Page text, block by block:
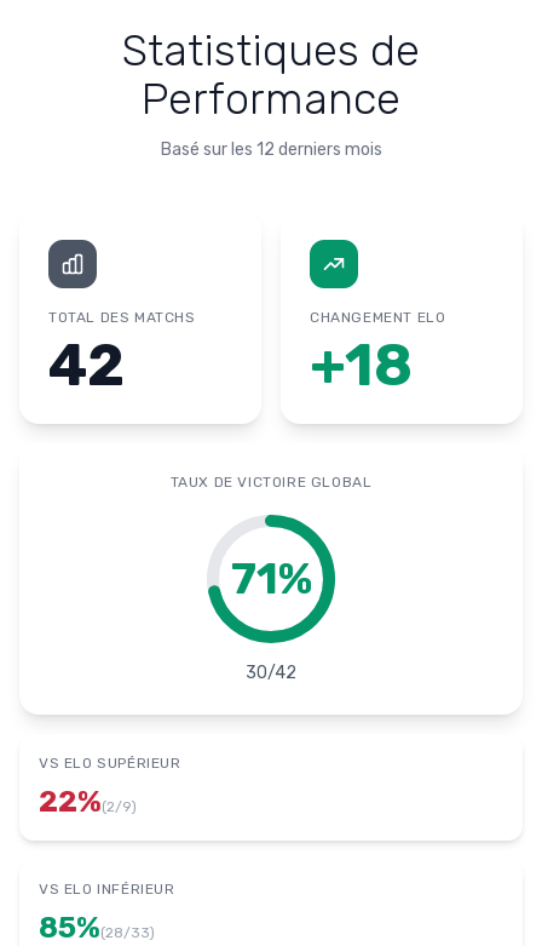
Statistiques de
Performance
Basé sur les 12 derniers mois
TOTAL DES MATCHS
42
CHANGEMENT ELO
+18
TAUX DE VICTOIRE GLOBAL
71%
30/42
VS ELO SUPÉRIEUR
22%(2/9)
VS ELO INFÉRIEUR
85%(28/33)